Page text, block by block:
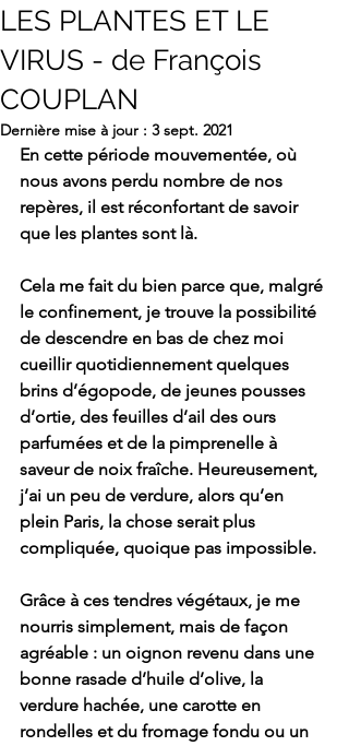
LES PLANTES ET LE
VIRUS - de François
COUPLAN
Dernière mise à jour : 3 sept. 2021
En cette période mouvementée, où
nous avons perdu nombre de nos
repères, il est réconfortant de savoir
que les plantes sont là.
Cela me fait du bien parce que, malgré
le confinement, je trouve la possibilité
de descendre en bas de chez moi
cueillir quotidiennement quelques
brins d’égopode, de jeunes pousses
d’ortie, des feuilles d’ail des ours
parfumées et de la pimprenelle à
saveur de noix fraîche. Heureusement,
j’ai un peu de verdure, alors qu’en
plein Paris, la chose serait plus
compliquée, quoique pas impossible.
Grâce à ces tendres végétaux, je me
nourris simplement, mais de façon
agréable : un oignon revenu dans une
bonne rasade d’huile d’olive, la
verdure hachée, une carotte en
rondelles et du fromage fondu ou un